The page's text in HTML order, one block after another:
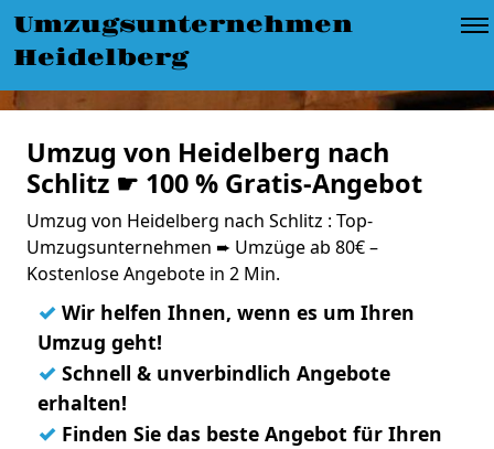
Umzugsunternehmen
Heidelberg
Umzug von Heidelberg nach
Schlitz ☛ 100 % Gratis-Angebot
Umzug von Heidelberg nach Schlitz : Top-
Umzugsunternehmen ➨ Umzüge ab 80€ –
Kostenlose Angebote in 2 Min.
✓ Wir helfen Ihnen, wenn es um Ihren
Umzug geht!
✓ Schnell & unverbindlich Angebote
erhalten!
✓ Finden Sie das beste Angebot für Ihren